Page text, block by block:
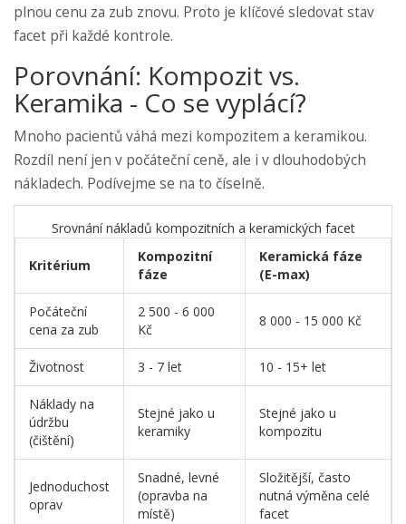
plnou cenu za zub znovu. Proto je klíčové sledovat stav
facet při každé kontrole.
Porovnání: Kompozit vs.
Keramika - Co se vyplácí?
Mnoho pacientů váhá mezi kompozitem a keramikou.
Rozdíl není jen v počáteční ceně, ale i v dlouhodobých
nákladech. Podívejme se na to číselně.
Srovnání nákladů kompozitních a keramických facet
Kritérium
Kompozitní
fáze
Keramická fáze
(E-max)
Počáteční
cena za zub
2 500 - 6 000
Kč
8 000 - 15 000 Kč
Životnost 3 - 7 let 10 - 15+ let
Náklady na
údržbu
(čištění)
Stejné jako u
keramiky
Stejné jako u
kompozitu
Jednoduchost
oprav
Snadné, levné
(opravba na
místě)
Složitější, často
nutná výměna celé
facet